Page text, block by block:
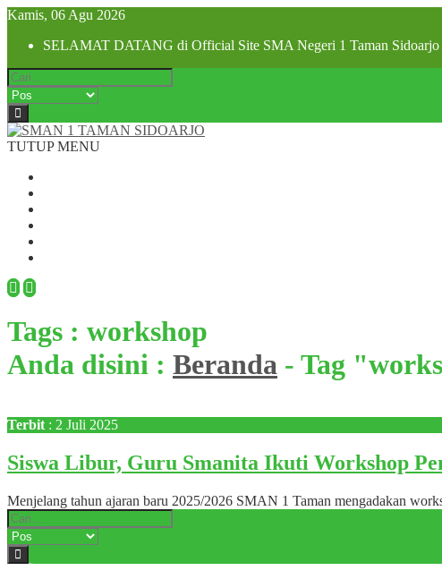
Kamis, 06 Agu 2026
SELAMAT DATANG di Official Site SMA Negeri 1 Taman Sidoarjo
TUTUP MENU
Tags : workshop
Anda disini : Beranda - Tag
Terbit : 2 Juli 2025
Siswa Libur, Guru Smanita Ikuti Workshop
Menjelang tahun ajaran baru 2025/2026 SMAN 1 Taman mengadakan